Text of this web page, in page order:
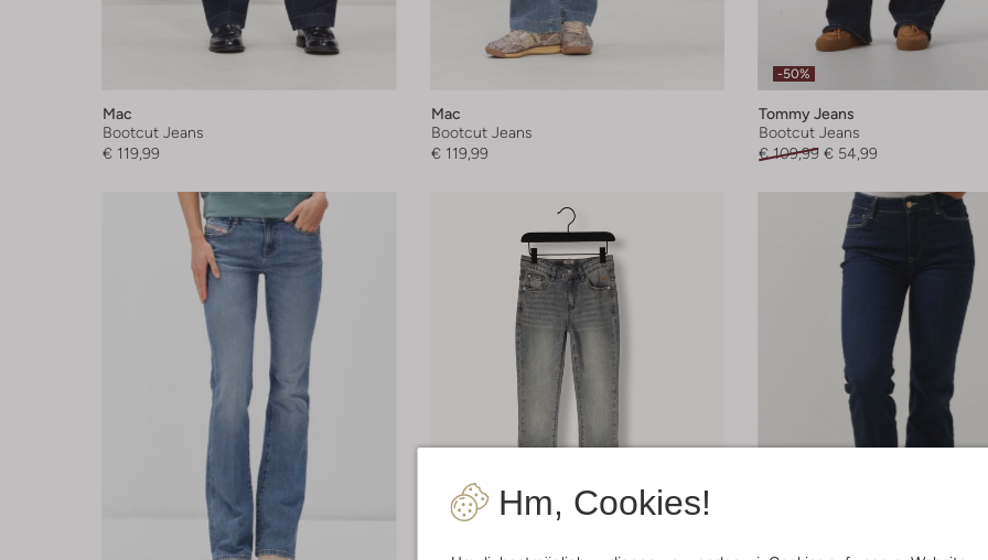
Hm, Cookies!
Mac
Bootcut Jeans
€ 119,99
Mac
Bootcut Jeans
€ 119,99
-50%
Tommy Jeans
Bootcut Jeans
€ 109,99 € 54,99